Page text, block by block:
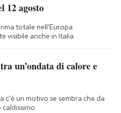
12 agosto
totale nell'Europa
visibile anche in Italia
un’ondata di calore e
c'è un motivo se sembra che da